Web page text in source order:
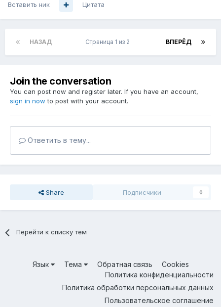
Вставить ник Цитата
НАЗАД ВПЕРЁД
Страница 1 из 2
Join the conversation
You can post now and register later. If you have an account,
sign in now to post with your account.
Ответить в тему...
Share Подписчики 0
Перейти к списку тем
Язык Тема Обратная связь
Cookies
Политика конфиденциальности
Политика обработки персональных данных
Пользовательское соглашение